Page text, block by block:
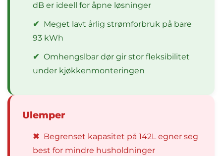
dB er ideell for åpne løsninger
✔ Meget lavt årlig strømforbruk på bare
93 kWh
✔ Omhengslbar dør gir stor fleksibilitet
under kjøkkenmonteringen
Ulemper
✖ Begrenset kapasitet på 142L egner seg
best for mindre husholdninger